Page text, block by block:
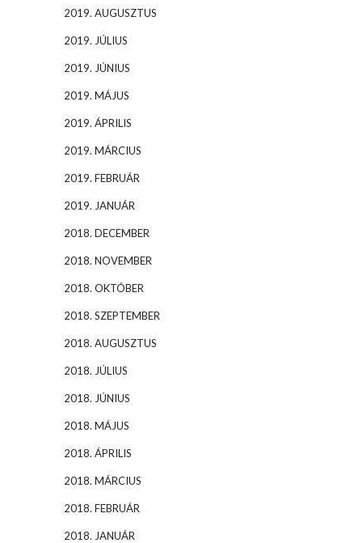
2019. AUGUSZTUS
2019. JÚLIUS
2019. JÚNIUS
2019. MÁJUS
2019. ÁPRILIS
2019. MÁRCIUS
2019. FEBRUÁR
2019. JANUÁR
2018. DECEMBER
2018. NOVEMBER
2018. OKTÓBER
2018. SZEPTEMBER
2018. AUGUSZTUS
2018. JÚLIUS
2018. JÚNIUS
2018. MÁJUS
2018. ÁPRILIS
2018. MÁRCIUS
2018. FEBRUÁR
2018. JANUÁR